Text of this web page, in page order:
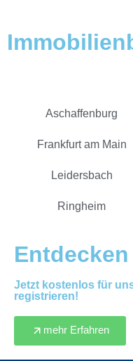
Aschaffenburg
Frankfurt am Main
Leidersbach
Ringheim
Jetzt kostenlos für
registrieren!
mehr Erfahren